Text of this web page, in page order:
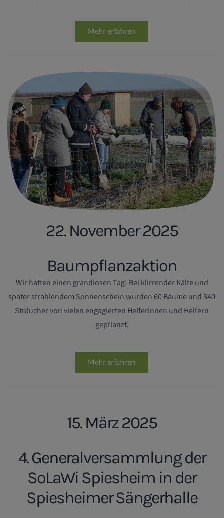
Mehr erfahren
22. November 2025
Baumpflanzaktion
Wir hatten einen grandiosen Tag! Bei klirrender Kälte und
später strahlendem Sonnenschein wurden 60 Bäume und 340
Sträucher von vielen engagierten Helferinnen und Helfern
gepflanzt.
Mehr erfahren
15. März 2025
4. Generalversammlung der
SoLaWi Spiesheim in der
Spiesheimer Sängerhalle